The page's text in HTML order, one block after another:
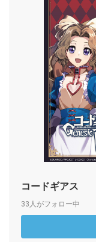
コードギアス
33人がフォロー中